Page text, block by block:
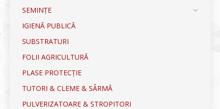
SEMINȚE
IGIENĂ PUBLICĂ
SUBSTRATURI
FOLII AGRICULTURĂ
PLASE PROTECȚIE
TUTORI & CLEME & SÂRMĂ
PULVERIZATOARE & STROPITORI